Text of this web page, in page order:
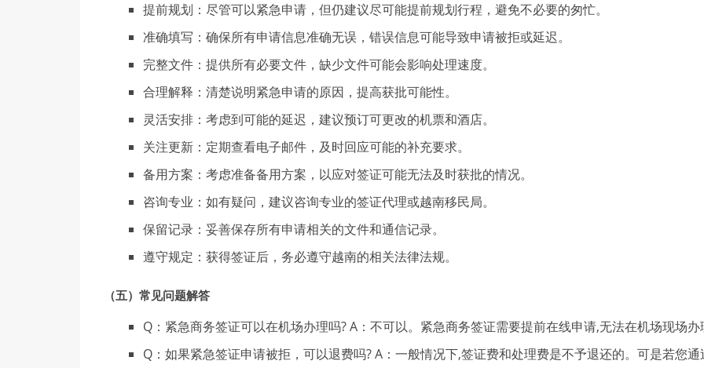
提前规划：尽管可以紧急申请，但仍建议尽可能提前规划行程，避免不必要的匆忙。
准确填写：确保所有申请信息准确无误，错误信息可能导致申请被拒或延迟。
完整文件：提供所有必要文件，缺少文件可能会影响处理速度。
合理解释：清楚说明紧急申请的原因，提高获批可能性。
灵活安排：考虑到可能的延迟，建议预订可更改的机票和酒店。
关注更新：定期查看电子邮件，及时回应可能的补充要求。
备用方案：考虑准备备用方案，以应对签证可能无法及时获批的情况。
咨询专业：如有疑问，建议咨询专业的签证代理或越南移民局。
保留记录：妥善保存所有申请相关的文件和通信记录。
遵守规定：获得签证后，务必遵守越南的相关法律法规。
（五）常见问题解答
Q：紧急商务签证可以在机场办理吗? A：不可以。紧急商务签证需要提前在线申请,无法在机场现场办
Q：如果紧急签证申请被拒，可以退费吗? A：一般情况下,签证费和处理费是不予退还的。可是若您